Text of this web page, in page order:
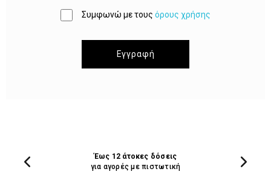
Συμφωνώ με τους όρους χρήσης
Εγγραφή
Έως 12 άτοκες δόσεις
για αγορές με πιστωτική